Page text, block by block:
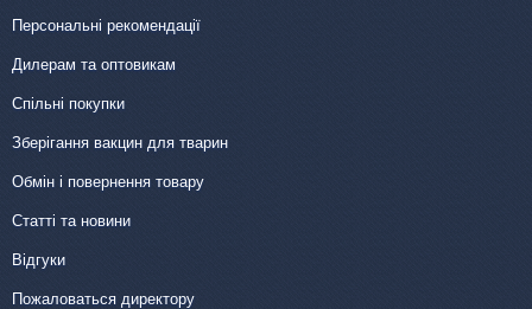
Персональні рекомендації
Дилерам та оптовикам
Спільні покупки
Зберігання вакцин для тварин
Обмін і повернення товару
Статті та новини
Відгуки
Пожаловаться директору